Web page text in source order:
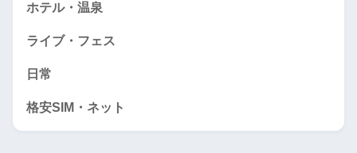
ホテル・温泉
ライブ・フェス
日常
格安SIM・ネット